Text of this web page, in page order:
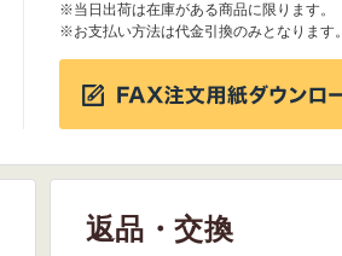
※当日出荷は在庫がある商品に限ります。
※お支払い方法は代金引換のみとなります。
返品・交換